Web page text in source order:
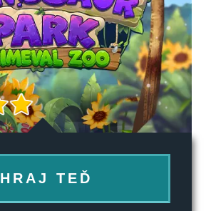
HRAJ TEĎ